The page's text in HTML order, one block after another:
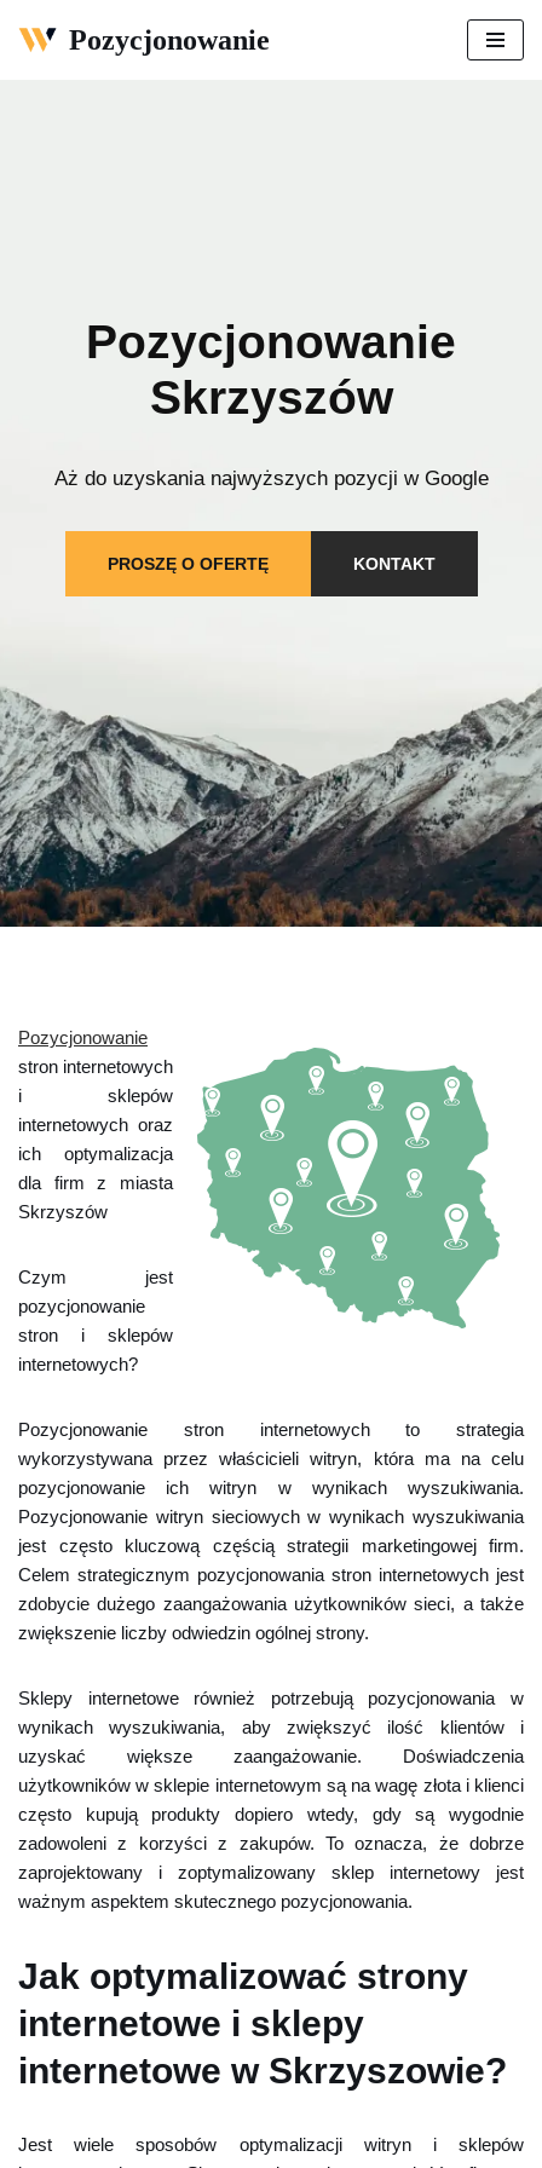
Pozycjonowanie
Pozycjonowanie
Skrzyszów
Aż do uzyskania najwyższych pozycji w Google
PROSZĘ O OFERTĘ KONTAKT
Pozycjonowanie
stron internetowych
i sklepów
internetowych oraz
ich optymalizacja
dla firm z miasta
Skrzyszów
Czym jest
pozycjonowanie
stron i sklepów
internetowych?
Pozycjonowanie stron internetowych to strategia
wykorzystywana przez właścicieli witryn, która ma na celu
pozycjonowanie ich witryn w wynikach wyszukiwania.
Pozycjonowanie witryn sieciowych w wynikach wyszukiwania
jest często kluczową częścią strategii marketingowej firm.
Celem strategicznym pozycjonowania stron internetowych jest
zdobycie dużego zaangażowania użytkowników sieci, a także
zwiększenie liczby odwiedzin ogólnej strony.
Sklepy internetowe również potrzebują pozycjonowania w
wynikach wyszukiwania, aby zwiększyć ilość klientów i
uzyskać większe zaangażowanie. Doświadczenia
użytkowników w sklepie internetowym są na wagę złota i klienci
często kupują produkty dopiero wtedy, gdy są wygodnie
zadowoleni z korzyści z zakupów. To oznacza, że dobrze
zaprojektowany i zoptymalizowany sklep internetowy jest
ważnym aspektem skutecznego pozycjonowania.
Jak optymalizować strony
internetowe i sklepy
internetowe w Skrzyszowie?
Jest wiele sposobów optymalizacji witryn i sklepów